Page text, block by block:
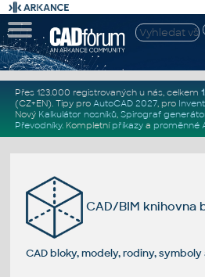
Přes 123.000 registrovaných u nás, celkem
(CZ+EN). Tipy pro AutoCAD 2027, pro
Nový Kalkulátor nosníků, Spirograf
Převodníky. Kompletní příkazya proměnné
CAD/BIM knihovna
CAD bloky, modely, rodiny,